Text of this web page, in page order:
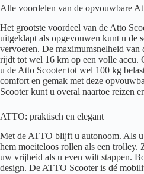
Alle voordelen van de opvouwbare
Het grootste voordeel van de Atto
uitgeklapt als opgevouwen kunt u de
vervoeren. De maximumsnelheid van
rijdt tot wel 16 km op een volle accu.
u de Atto Scooter tot wel 100 kg
comfort en gemak met deze
Scooter kunt u overal naartoe reizen
ATTO: praktisch en elegant
Met de ATTO blijft u autonoom. Als
hem moeiteloos rollen als een trolley.
uw vrijheid als u even wilt stappen.
design. De ATTO Scooter is dé